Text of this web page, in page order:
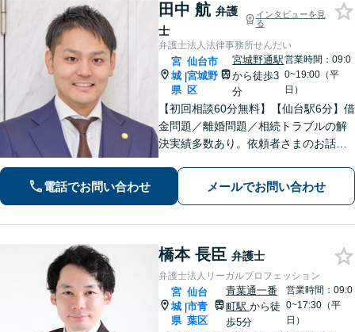
田中 航 弁護
士
インタビューを見
る
弁護士法人法律事務所せんだい
宮
城
県
|
仙台市
宮城野
区
宮城野通駅
から徒歩3
分
営業時間：09:0
0~19:00（平
日）
【初回相談60分無料】【仙台駅6分】借
金問題／離婚問題／相続トラブルの解
決実績多数あり。依頼者さまのお話や
決まで対応・サポートします【土曜日
も営業】交通事故や刑事事件のご相談
電話でお問い合わせ メールでお問い合わせ
橋本 長臣 弁護士
弁護士法人リーガルプロフェッション
宮
城
県
|
仙台
市青
葉区
青葉通一番
町駅 から徒
歩5分
営業時間：09:0
0~17:30（平
日）